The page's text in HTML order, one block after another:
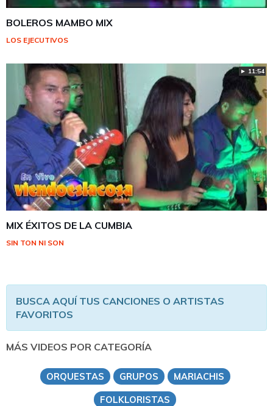
BOLEROS MAMBO MIX
LOS EJECUTIVOS
► 11:54
MIX ÉXITOS DE LA CUMBIA
SIN TON NI SON
BUSCA AQUÍ TUS CANCIONES O ARTISTAS
FAVORITOS
MÁS VIDEOS POR CATEGORÍA
ORQUESTAS GRUPOS
MARIACHIS
FOLKLORISTAS